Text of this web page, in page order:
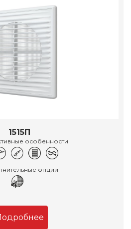
1515П
особенности
опции